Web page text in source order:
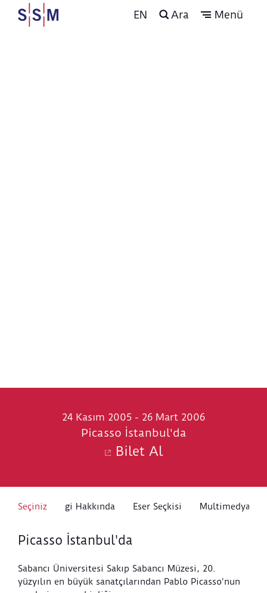
EN Ara Menü
24 Kasım 2005 - 26 Mart 2006
Picasso İstanbul'da
Bilet Al
Seçiniz Sergi Hakkında Eser Seçkisi Multimedya
Picasso İstanbul'da
Sabancı Üniversitesi Sakıp Sabancı Müzesi, 20.
yüzyılın en büyük sanatçılarından Pablo Picasso'nun